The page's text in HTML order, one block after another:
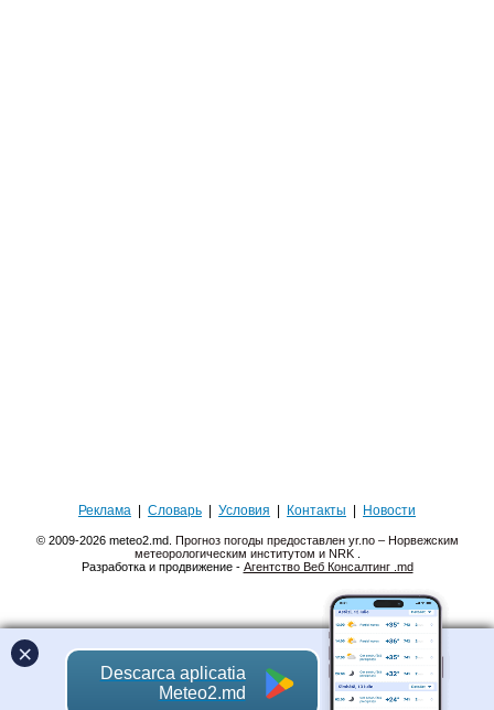
Реклама Словарь Условия Контакты Новости
© 2009-2026 meteo2.md. Прогноз погоды предоставлен yr.no – Норвежским
метеорологическим институтом и NRK
Разработка и продвижение - Агентство Веб Консалтинг .md
×
Descarca aplicatia
Meteo2.md